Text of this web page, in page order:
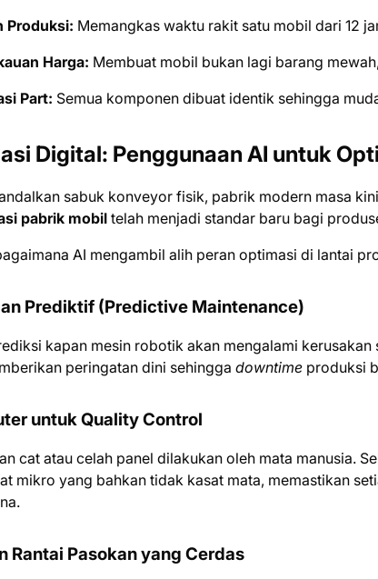
Produksi: Memangkas waktu rakit satu mobil dari 12
Harga: Membuat mobil bukan lagi barang
Part: Semua komponen dibuat identik sehingga
Digital: Penggunaan AI untuk
sabuk konveyor fisik, pabrik modern masa
pabrik mobil telah menjadi standar baru bagi
AI mengambil alih peran optimasi di lantai
Prediktif (Predictive Maintenance)
kapan mesin robotik akan mengalami kerusakan
peringatan dini sehingga downtime produksi
untuk Quality Control
cat atau celah panel dilakukan oleh mata manusia.
mikro yang bahkan tidak kasat mata, memastikan
Rantai Pasokan yang Cerdas